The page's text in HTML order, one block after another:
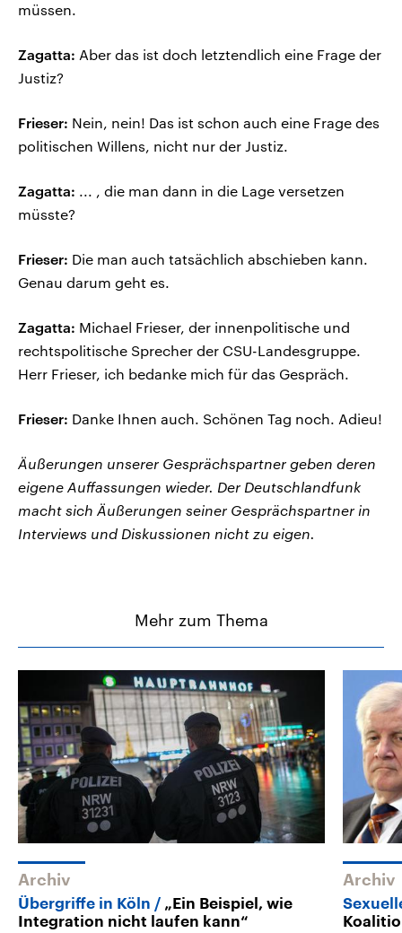
müssen.
Zagatta: Aber das ist doch letztendlich eine Frage der
Justiz?
Frieser: Nein, nein! Das ist schon auch eine Frage des
politischen Willens, nicht nur der Justiz.
Zagatta: ... , die man dann in die Lage versetzen
müsste?
Frieser: Die man auch tatsächlich abschieben kann.
Genau darum geht es.
Zagatta: Michael Frieser, der innenpolitische und
rechtspolitische Sprecher der CSU-Landesgruppe.
Herr Frieser, ich bedanke mich für das Gespräch.
Frieser: Danke Ihnen auch. Schönen Tag noch. Adieu!
Äußerungen unserer Gesprächspartner geben deren
eigene Auffassungen wieder. Der Deutschlandfunk
macht sich Äußerungen seiner Gesprächspartner in
Interviews und Diskussionen nicht zu eigen.
Mehr zum Thema
Archiv
Übergriffe in Köln
„Ein Beispiel, wie
Integration nicht laufen kann“
Archiv